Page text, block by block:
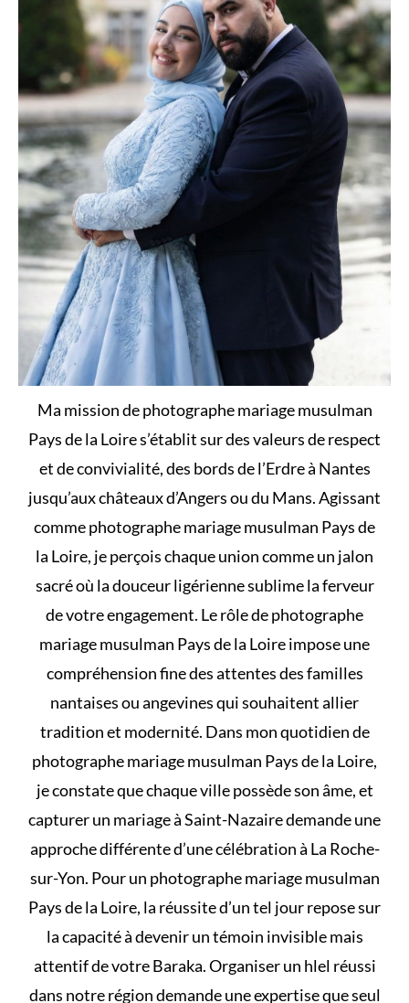
Ma mission de photographe mariage musulman
Pays de la Loire s’établit sur des valeurs de respect
et de convivialité, des bords de l’Erdre à Nantes
jusqu’aux châteaux d’Angers ou du Mans. Agissant
comme photographe mariage musulman Pays de
la Loire, je perçois chaque union comme un jalon
sacré où la douceur ligérienne sublime la ferveur
de votre engagement. Le rôle de photographe
mariage musulman Pays de la Loire impose une
compréhension fine des attentes des familles
nantaises ou angevines qui souhaitent allier
tradition et modernité. Dans mon quotidien de
photographe mariage musulman Pays de la Loire,
je constate que chaque ville possède son âme, et
capturer un mariage à Saint-Nazaire demande une
approche différente d’une célébration à La Roche-
sur-Yon. Pour un photographe mariage musulman
Pays de la Loire, la réussite d’un tel jour repose sur
la capacité à devenir un témoin invisible mais
attentif de votre Baraka. Organiser un hlel réussi
dans notre région demande une expertise que seul